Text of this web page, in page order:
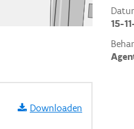
15-
Downloaden